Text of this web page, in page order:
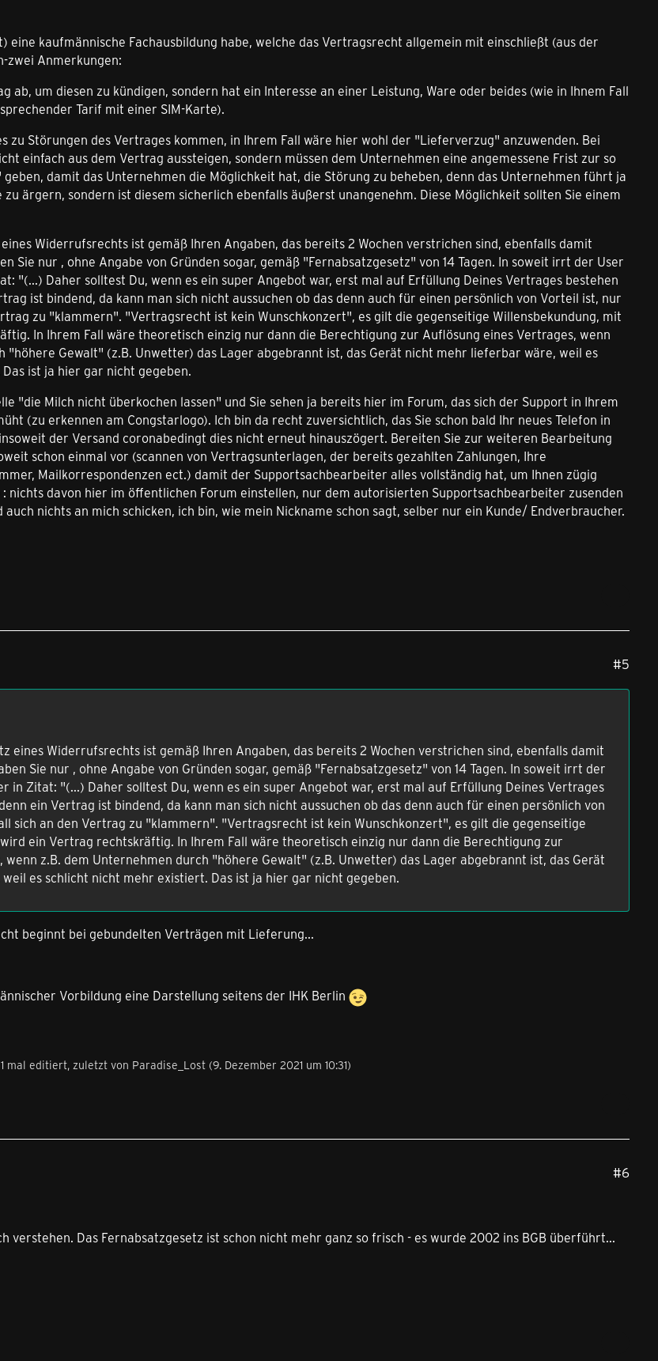
eine kaufmännische Fachausbildung habe, welche das Vertragsrecht allgemein mit einschließt (aus der
zwei Anmerkungen:
ab, um diesen zu kündigen, sondern hat ein Interesse an einer Leistung, Ware oder beides (wie in Ihnem Fall
Tarif mit einer SIM-Karte).
zu Störungen des Vertrages kommen, in Ihrem Fall wäre hier wohl der "Lieferverzug" anzuwenden. Bei
einfach aus dem Vertrag aussteigen, sondern müssen dem Unternehmen eine angemessene Frist zur so
damit das Unternehmen die Möglichkeit hat, die Störung zu beheben, denn das Unternehmen führt ja
ärgern, sondern ist diesem sicherlich ebenfalls äußerst unangenehm. Diese Möglichkeit sollten Sie einem
Widerrufsrechts ist gemäß Ihren Angaben, das bereits 2 Wochen verstrichen sind, ebenfalls damit
Sie nur , ohne Angabe von Gründen sogar, gemäß "Fernabsatzgesetz" von 14 Tagen. In soweit irrt der User
"(...) Daher solltest Du, wenn es ein super Angebot war, erst mal auf Erfüllung Deines Vertrages bestehen
ist bindend, da kann man sich nicht aussuchen ob das denn auch für einen persönlich von Vorteil ist, nur
zu "klammern". "Vertragsrecht ist kein Wunschkonzert", es gilt die gegenseitige Willensbekundung, mit
In Ihrem Fall wäre theoretisch einzig nur dann die Berechtigung zur Auflösung eines Vertrages, wenn
"höhere Gewalt" (z.B. Unwetter) das Lager abgebrannt ist, das Gerät nicht mehr lieferbar wäre, weil es
ist ja hier gar nicht gegeben.
"die Milch nicht überkochen lassen" und Sie sehen ja bereits hier im Forum, das sich der Support in Ihrem
(zu erkennen am Congstarlogo). Ich bin da recht zuversichtlich, das Sie schon bald Ihr neues Telefon in
der Versand coronabedingt dies nicht erneut hinauszögert. Bereiten Sie zur weiteren Bearbeitung
schon einmal vor (scannen von Vertragsunterlagen, der bereits gezahlten Zahlungen, Ihre
Mailkorrespondenzen ect.) damit der Supportsachbearbeiter alles vollständig hat, um Ihnen zügig
nichts davon hier im öffentlichen Forum einstellen, nur dem autorisierten Supportsachbearbeiter zusenden
auch nichts an mich schicken, ich bin, wie mein Nickname schon sagt, selber nur ein Kunde/ Endverbraucher.
#5
eines Widerrufsrechts ist gemäß Ihren Angaben, das bereits 2 Wochen verstrichen sind, ebenfalls damit
Sie nur , ohne Angabe von Gründen sogar, gemäß "Fernabsatzgesetz" von 14 Tagen. In soweit irrt der
in Zitat: "(...) Daher solltest Du, wenn es ein super Angebot war, erst mal auf Erfüllung Deines Vertrages
ein Vertrag ist bindend, da kann man sich nicht aussuchen ob das denn auch für einen persönlich von
sich an den Vertrag zu "klammern". "Vertragsrecht ist kein Wunschkonzert", es gilt die gegenseitige
ein Vertrag rechtskräftig. In Ihrem Fall wäre theoretisch einzig nur dann die Berechtigung zur
wenn z.B. dem Unternehmen durch "höhere Gewalt" (z.B. Unwetter) das Lager abgebrannt ist, das Gerät
es schlicht nicht mehr existiert. Das ist ja hier gar nicht gegeben.
beginnt bei gebundelten Verträgen mit Lieferung...
Vorbildung eine Darstellung seitens der IHK Berlin
mal editiert, zuletzt von Paradise_Lost (9. Dezember 2021 um 10:31)
#6
verstehen. Das Fernabsatzgesetz ist schon nicht mehr ganz so frisch - es wurde 2002 ins BGB überführt...